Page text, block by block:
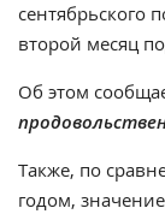
сентябрьского
второй месяц
Об этом
Также, по
годом,